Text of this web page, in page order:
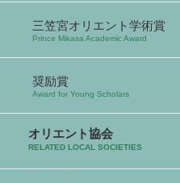
三笠宮オリエント学術賞
Prince Mikasa Academic Award
奨励賞
Award for Young Scholars
オリエント協会
RELATED LOCAL SOCIETIES